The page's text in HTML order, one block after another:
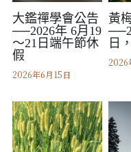
．挑戰自我
．黃昏之悸
．焚不滅的
．死生流注
光光交會/導介
大鑑禪學會公告
──2026年 6月19
～21日端午節休
假
2026年6月15日
黃
日
2026
宗門之眼／經藏之
華嚴智海—《維摩
華嚴智海—《道德
他方之眼－且觀霓霞
他方之眼－聽彼風雷